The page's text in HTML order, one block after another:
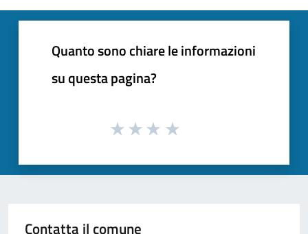
Quanto sono chiare le informazioni
su questa pagina?
Contatta il comune